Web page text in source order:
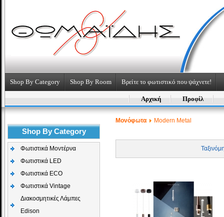
Shop By Category Shop By Room Βρείτε το φωτιστικό που ψάχνετε!
Αρχική Προφίλ
Shop By Category
Φωτιστικά Μοντέρνα
Φωτιστικά LED
Φωτιστικά ECO
Φωτιστικά Vintage
Διακοσμητικές Λάμπες
Edison
Μονόφωτα Modern Metal